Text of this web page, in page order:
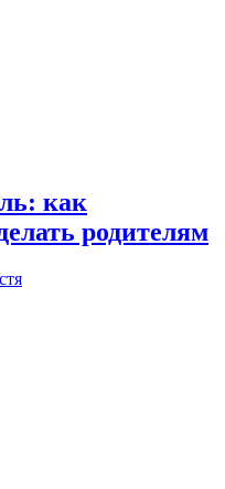
как
родителям